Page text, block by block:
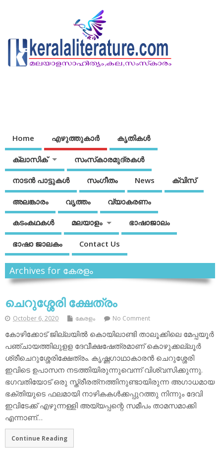
Home എഴുത്തുകാര്‍ കൃതികൾ
ക്ലാസിക് സംസ്‌കാരമുദ്രകള്‍
നാടന്‍ പാട്ടുകള്‍ സംഗീതം News ക്വിസ്
അലങ്കാരം വൃത്തം വ്യാകരണം
കടംകഥകള്‍ മലയാളം ഭാഷാജാലം
ഭാഷാ ജാലകം Contact Us
Archives for കേരളം
ചെറുശ്ശേരി ക്ഷേത്രം
October 6, 2020 കേരളം No Comment
കോഴിക്കോട് ജില്ലയില്‍ കൊയിലാണ്ടി താലൂക്കിലെ മേപ്പയൂര്‍
പഞ്ചായത്തിലുളള ദേവീക്ഷഷേത്രമാണ് കൊഴുക്കല്ലൂര്‍
ശ്രീചെറുശ്ശേരിക്ഷേത്രം. കൃഷ്ണഗാഥാകാരന്‍ ചെറുശ്ശേരി
ഇവിടെ ഉപാസന നടത്തിയിരുന്നുവെന്ന് വിശ്വസിക്കുന്നു.
ഭഗവതിയോട് ഒരു സ്ത്രീരത്‌നത്തിനുണ്ടായിരുന്ന അഗാധമായ
ഭക്തിയുടെ ഫലമായി നാഴികകള്‍ക്കപ്പുറത്തു നിന്നും ദേവി
ഇവിടേക്ക് എഴുന്നള്ളി അയ്യപ്പന്റെ സമീപം താമസമാക്കി
എന്നാണ്…
Continue Reading